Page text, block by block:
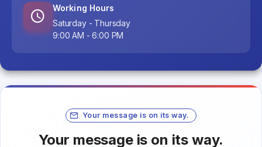
Working Hours
Saturday - Thursday
9:00 AM - 6:00 PM
Your message is on its way.
Your message is on its way.